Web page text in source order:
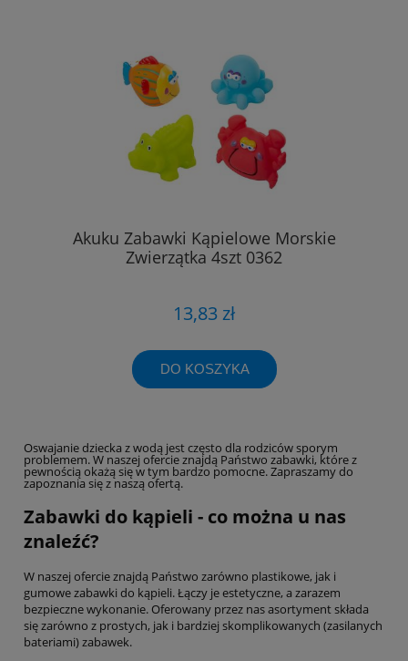
Akuku Zabawki Kąpielowe Morskie
Zwierzątka 4szt 0362
13,83 zł
DO KOSZYKA
Oswajanie dziecka z wodą jest często dla rodziców sporym
problemem. W naszej ofercie znajdą Państwo zabawki, które z
pewnością okażą się w tym bardzo pomocne. Zapraszamy do
zapoznania się z naszą ofertą.
Zabawki do kąpieli - co można u nas
znaleźć?
W naszej ofercie znajdą Państwo zarówno plastikowe, jak i
gumowe zabawki do kąpieli. Łączy je estetyczne, a zarazem
bezpieczne wykonanie. Oferowany przez nas asortyment składa
się zarówno z prostych, jak i bardziej skomplikowanych (zasilanych
bateriami) zabawek.